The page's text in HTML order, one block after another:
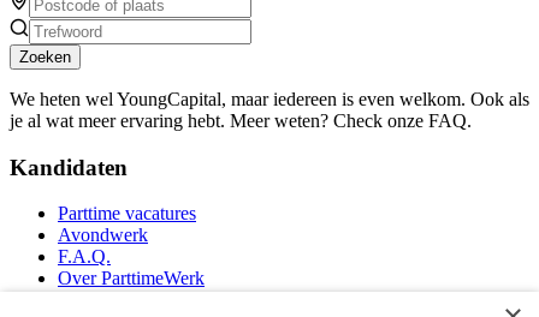
Zoeken
We heten wel YoungCapital, maar iedereen is even welkom. Ook als
je al wat meer ervaring hebt. Meer weten? Check onze FAQ.
Kandidaten
Parttime vacatures
Avondwerk
F.A.Q.
Over ParttimeWerk